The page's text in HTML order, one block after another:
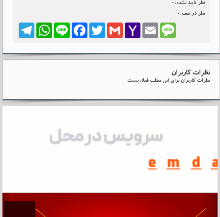
نظر تایید نشده:0
نظر در صف:0
TelegramWhatsApp LineFacebook Twitter Gmail
Yahoo
Email Message
نظرات کاربران
نظرات کاربران برای این مطلب فعال نیست